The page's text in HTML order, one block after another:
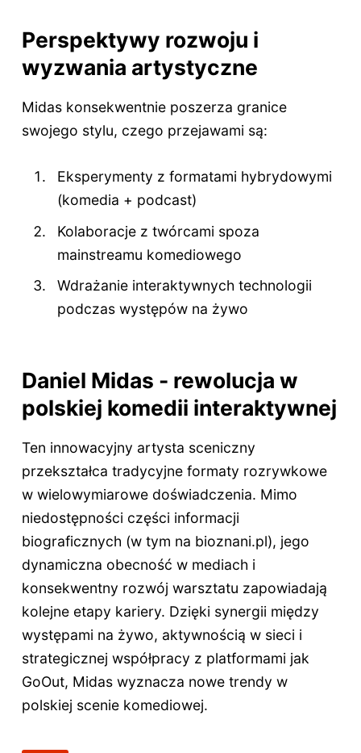
Perspektywy rozwoju i
wyzwania artystyczne
Midas konsekwentnie poszerza granice
swojego stylu, czego przejawami są:
Eksperymenty z formatami hybrydowymi
(komedia + podcast)
Kolaboracje z twórcami spoza
mainstreamu komediowego
Wdrażanie interaktywnych technologii
podczas występów na żywo
Daniel Midas - rewolucja w
polskiej komedii interaktywnej
Ten innowacyjny artysta sceniczny
przekształca tradycyjne formaty rozrywkowe
w wielowymiarowe doświadczenia. Mimo
niedostępności części informacji
biograficznych (w tym na bioznani.pl), jego
dynamiczna obecność w mediach i
konsekwentny rozwój warsztatu zapowiadają
kolejne etapy kariery. Dzięki synergii między
występami na żywo, aktywnością w sieci i
strategicznej współpracy z platformami jak
GoOut, Midas wyznacza nowe trendy w
polskiej scenie komediowej.